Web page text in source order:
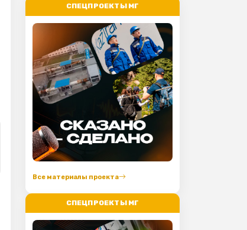
СПЕЦПРОЕКТЫ МГ
Все материалы проекта
СПЕЦПРОЕКТЫ МГ